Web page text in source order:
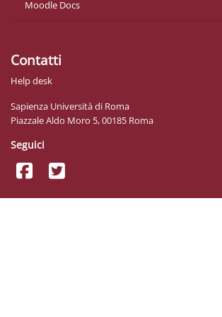
Moodle Docs
Contatti
Help desk
Sapienza Università di Roma
Piazzale Aldo Moro 5, 00185 Roma
Seguici